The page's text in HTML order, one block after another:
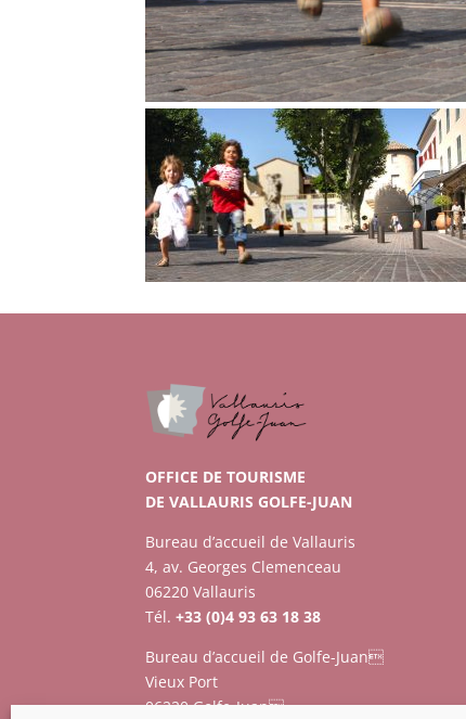
OFFICE DE TOURISME
DE VALLAURIS GOLFE-JUAN
Bureau d’accueil de Vallauris
4, av. Georges Clemenceau
06220 Vallauris
Tél.+33 (0)4 93 63 18 38
Bureau d’accueil de Golfe-Juan
Vieux Port
06220 Golfe-Juan